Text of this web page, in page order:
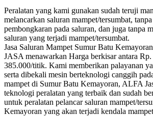
Peralatan yang kami gunakan sudah teruji
melancarkan saluran mampet/tersumbat,
pembongkaran pada saluran, dan juga tanpa
saluran yang terjadi mampet/tersumbat.
Jasa Saluran Mampet Sumur Batu
JASA menawarkan Harga berkisar antara
385.000/titik. Kami memberikan palayanan
serta dibekali mesin berteknologi canggih
mampet di Sumur Batu Kemayoran, ALFA
teknologi peralatan yang terbaik dan sudah
untuk peralatan pelancar saluran mampet/
Kemayoran yang akan terjadi kendala